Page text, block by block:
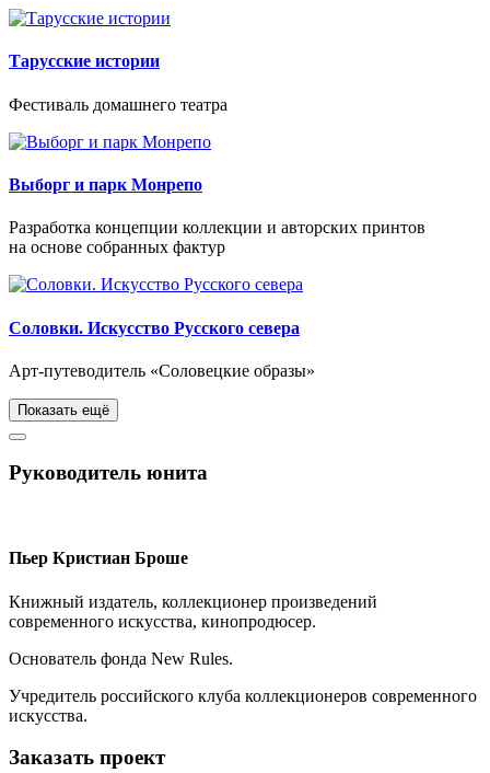
Тарусские истории
Фестиваль домашнего театра
Выборг и парк Монрепо
Разработка концепции коллекции и авторских принтов
на основе собранных фактур
Соловки. Искусство Русского севера
Арт-путеводитель «Соловецкие образы»
Показать ещё
Руководитель юнита
Пьер Кристиан Броше
Книжный издатель, коллекционер произведений
современного искусства, кинопродюсер.
Основатель фонда New Rules.
Учредитель российского клуба коллекционеров современного
искусства.
Заказать проект